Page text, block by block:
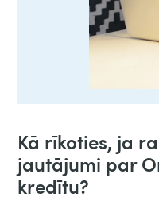
Kā rīkoties, ja
jautājumi par
kredītu?